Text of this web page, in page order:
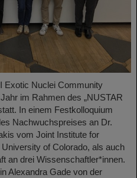
Exotic Nuclei Community
im Rahmen des „NUSTAR
In einem Festkolloquium
Nachwuchspreises an Dr.
vom Joint Institute for
of Colorado, als auch
an drei Wissenschaftler*innen.
Alexandra Gade von der